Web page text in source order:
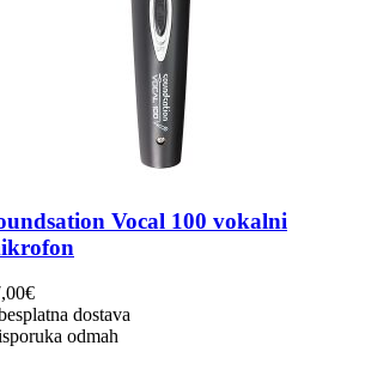
Vocal 100 vokalni
€
dostava
odmah